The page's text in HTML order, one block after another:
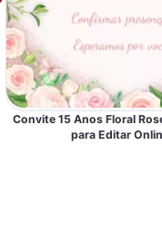
Convite 15 Anos Floral
para Editar